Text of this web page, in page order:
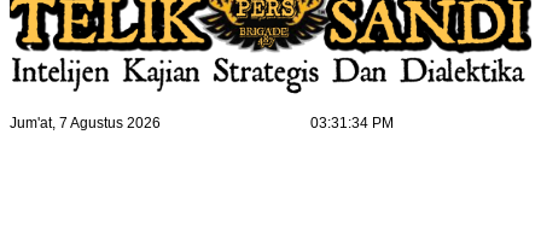
Jum'at, 7 Agustus 2026 03:31:35 PM